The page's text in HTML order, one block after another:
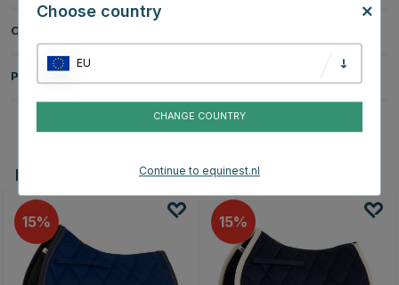
Over het Merk
Productbeoordelingen
Dit vind je misschien ook leuk
15 15
Choose country
EU
CHANGE COUNTRY
Continue to equinest.nl